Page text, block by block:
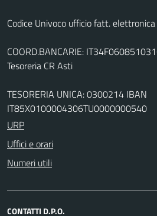
Codice Univoco ufficio fatt.
COORD.BANCARIE:
Tesoreria CR Asti
TESORERIA UNICA: 0300214 IBAN
IT85X0100004306TU0000000540
URP
Uffici e orari
Numeri utili
CONTATTI D.P.O.